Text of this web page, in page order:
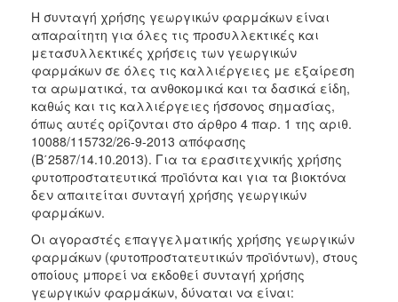
Η συνταγή χρήσης γεωργικών φαρμάκων είναι
απαραίτητη για όλες τις προσυλλεκτικές και
μετασυλλεκτικές χρήσεις των γεωργικών
φαρμάκων σε όλες τις καλλιέργειες με εξαίρεση
τα αρωματικά, τα ανθοκομικά και τα δασικά είδη,
καθώς και τις καλλιέργειες ήσσονος σημασίας,
όπως αυτές ορίζονται στο άρθρο 4 παρ. 1 της αριθ.
10088/115732/26-9-2013 απόφασης
(Β΄2587/14.10.2013). Για τα ερασιτεχνικής χρήσης
φυτοπροστατευτικά προϊόντα και για τα βιοκτόνα
δεν απαιτείται συνταγή χρήσης γεωργικών
φαρμάκων.
Οι αγοραστές επαγγελματικής χρήσης γεωργικών
φαρμάκων (φυτοπροστατευτικών προϊόντων), στους
οποίους μπορεί να εκδοθεί συνταγή χρήσης
γεωργικών φαρμάκων, δύναται να είναι: